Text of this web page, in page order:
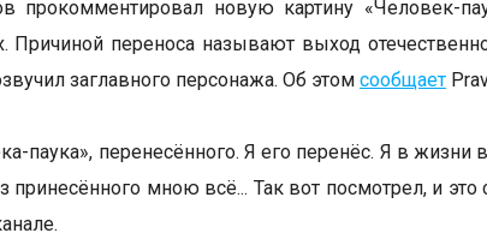
прокомментировал новую картину «Человек-
Причиной переноса называют выход
заглавного персонажа. Об этом сообщает
паука», перенесённого. Я его перенёс. Я в
принесённого мною всё... Так вот посмотрел, и